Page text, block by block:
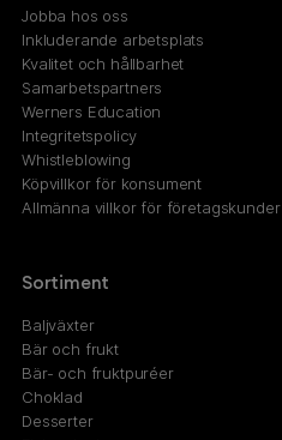
Jobba hos oss
Inkluderande arbetsplats
Kvalitet och hållbarhet
Samarbetspartners
Werners Education
Integritetspolicy
Whistleblowing
Köpvillkor för konsument
Allmänna villkor för företagskunder
Sortiment
Baljväxter
Bär och frukt
Bär- och fruktpuréer
Choklad
Desserter